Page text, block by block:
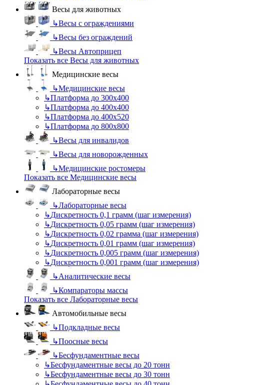
Весы для животных
↳Весы с ограждениями
↳Весы без ограждений
↳Весы Автоприцеп
Показать все Весы для животных
Медицинские весы
↳Медицинские весы
↳Платформа до 300х400
↳Платформа до 400х400
↳Платформа до 400х520
↳Платформа до 800х800
↳Весы для инвалидов
↳Весы для новорожденных
↳Медицинские ростомеры
Показать все Медицинские весы
Лабораторные весы
↳Лабораторные весы
↳Дискретность 0,1 грамм (шаг измерения)
↳Дискретность 0,05 грамм (шаг измерения)
↳Дискретность 0,02 грамма (шаг измерения)
↳Дискретность 0,01 грамм (шаг измерения)
↳Дискретность 0,005 грамм (шаг измерения)
↳Дискретность 0,001 грамм (шаг измерения)
↳Аналитические весы
↳Компараторы массы
Показать все Лабораторные весы
Автомобильные весы
↳Подкладные весы
↳Поосные весы
↳Бесфундаментные весы
↳Бесфундаментные весы до 20 тонн
↳Бесфундаментные весы до 30 тонн